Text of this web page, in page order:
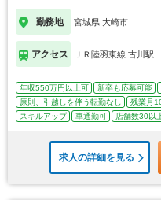
勤務地 宮城県 大崎市
アクセス ＪＲ陸羽東線 古川駅
年収550万円以上可 新卒も応募可能
原則、引越しを伴う転勤なし
残業月
スキルアップ
車通勤可 店舗数30以
求人の詳細を見る